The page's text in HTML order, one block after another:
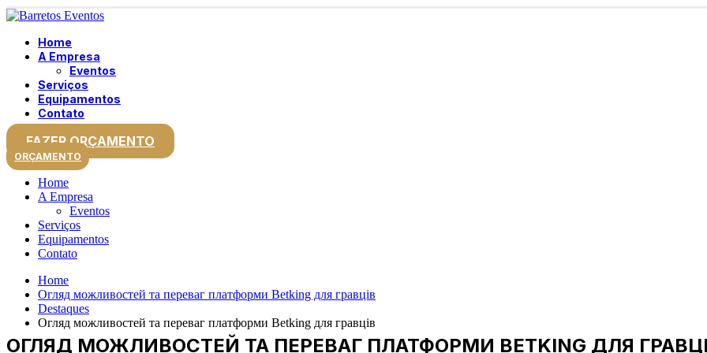
Home
A Empresa
Eventos
Serviços
Equipamentos
Contato
FAZER ORÇAMENTO
ORÇAMENTO
Home
A Empresa
Eventos
Serviços
Equipamentos
Contato
Home
Огляд можливостей та переваг платформи Betking для гравців
Destaques
Огляд можливостей та переваг платформи Betking для гравців
ОГЛЯД МОЖЛИВОСТЕЙ ТА ПЕРЕВАГ ПЛАТФОРМИ BETKING ДЛЯ